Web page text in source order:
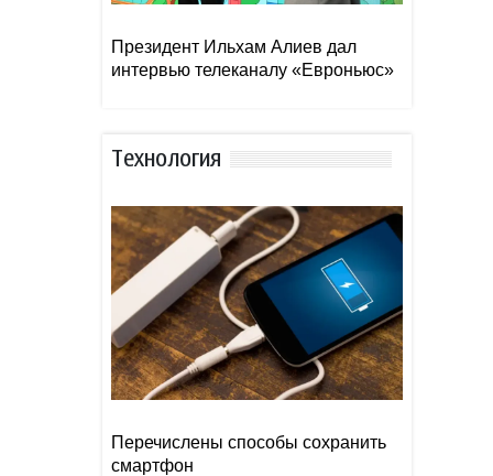
Президент Ильхам Алиев дал
интервью телеканалу «Евроньюс»
Тexнoлoгия
Перечислены способы сохранить
смартфон